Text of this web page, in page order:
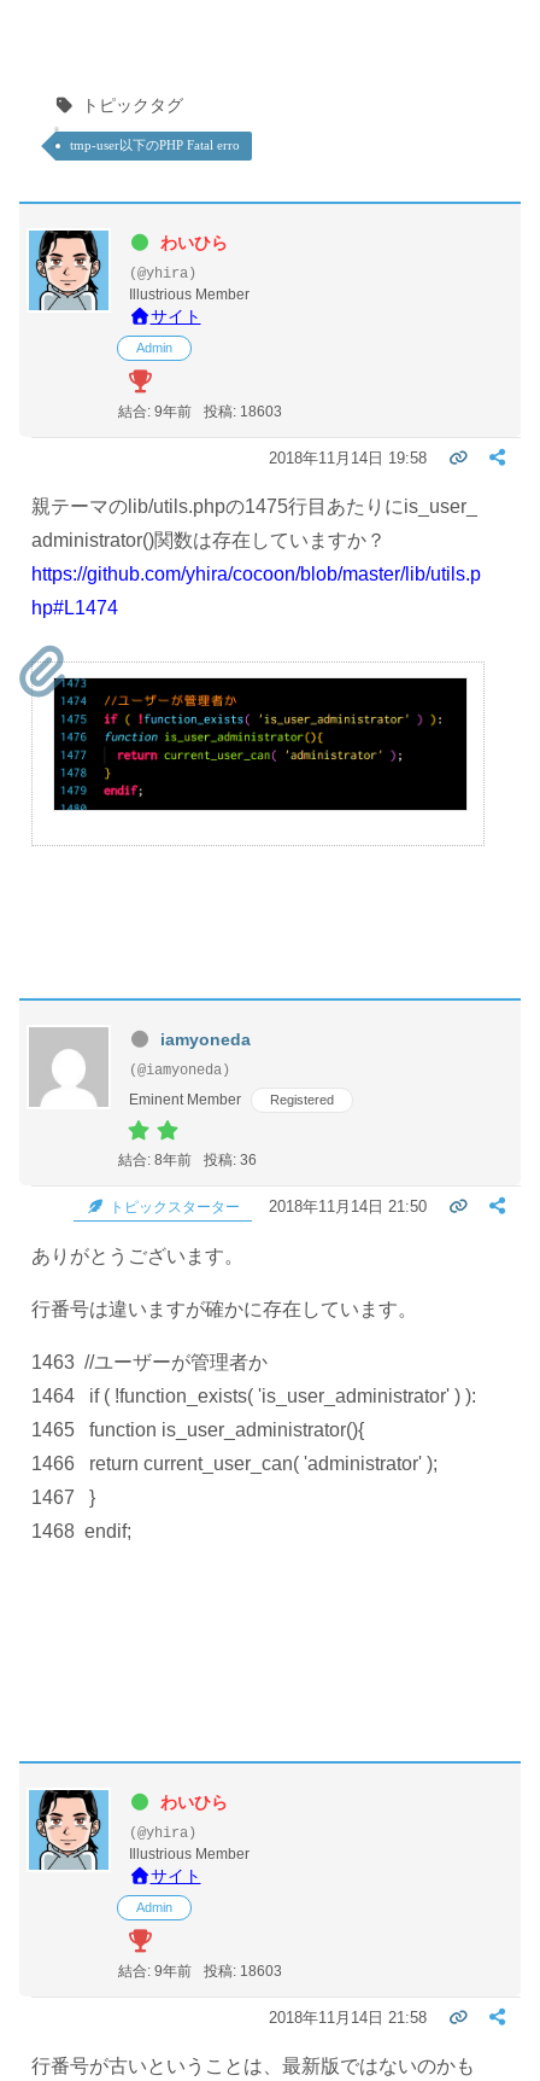
トピックタグ
tmp-user以下のPHP Fatal erro
わいひら
(@yhira)
Illustrious Member
サイト
Admin
結合: 9年前 投稿: 18603
2018年11月14日 19:58
親テーマのlib/utils.phpの1475行目あたりにis_user_
administrator()関数は存在していますか？
https://github.com/yhira/cocoon/blob/master/lib/utils.p
hp#L1474
iamyoneda
(@iamyoneda)
Eminent Member
Registered
結合: 8年前 投稿: 36
トピックスターター 2018年11月14日 21:50
ありがとうございます。
行番号は違いますが確かに存在しています。
1463 //ユーザーが管理者か
1464 if ( !function_exists( 'is_user_administrator' ) ):
1465 function is_user_administrator(){
1466 return current_user_can( 'administrator' );
1467 }
1468 endif;
わいひら
(@yhira)
Illustrious Member
サイト
Admin
結合: 9年前 投稿: 18603
2018年11月14日 21:58
行番号が古いということは、最新版ではないのかも